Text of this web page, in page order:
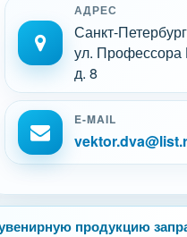
АДРЕС
Санкт-Петербург
ул. Профессора
д. 8
E-MAIL
продукцию